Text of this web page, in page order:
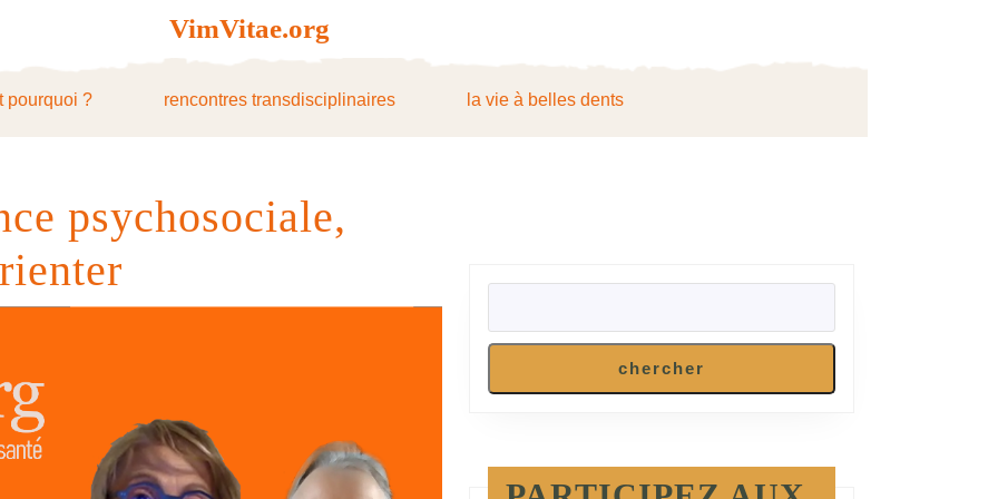
VimVitae.org
pourquoi ? rencontres transdisciplinaires la vie à belles dents
psychosociale,
chercher